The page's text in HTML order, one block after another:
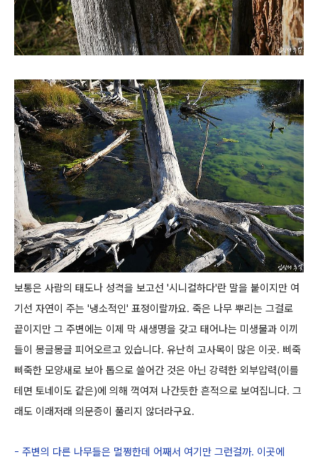
보통은 사람의 태도나 성격을 보고선 '시니컬하다'란 말을 붙이지만 여
기선 자연이 주는 '냉소적인' 표정이랄까요. 죽은 나무 뿌리는 그걸로
끝이지만 그 주변에는 이제 막 새생명을 갖고 태어나는 미생물과 이끼
들이 몽글몽글 피어오르고 있습니다. 유난히 고사목이 많은 이곳. 삐죽
삐죽한 모양새로 보아 톱으로 쓸어간 것은 아닌 강력한 외부압력(이를
테면 토네이도 같은)에 의해 꺽여져 나간듯한 흔적으로 보여집니다. 그
래도 이래저래 의문증이 풀리지 않더라구요.
- 주변의 다른 나무들은 멀쩡한데 어째서 여기만 그런걸까. 이곳에